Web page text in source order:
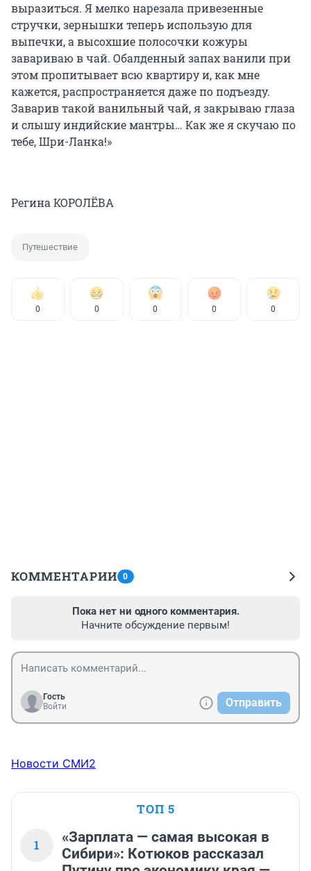
выразиться. Я мелко нарезала привезенные
стручки, зернышки теперь использую для
выпечки, а высохшие полосочки кожуры
завариваю в чай. Обалденный запах ванили при
этом пропитывает всю квартиру и, как мне
кажется, распространяется даже по подъезду.
Заварив такой ванильный чай, я закрываю глаза
и слышу индийские мантры… Как же я скучаю по
тебе, Шри-Ланка!»
Регина КОРОЛЁВА
Путешествие
0 0 0 0 0
КОММЕНТАРИИ 0
Пока нет ни одного комментария.
Начните обсуждение первым!
Гость
Войти
Отправить
Новости СМИ2
ТОП 5
1
«Зарплата — самая высокая в
Сибири»: Котюков рассказал